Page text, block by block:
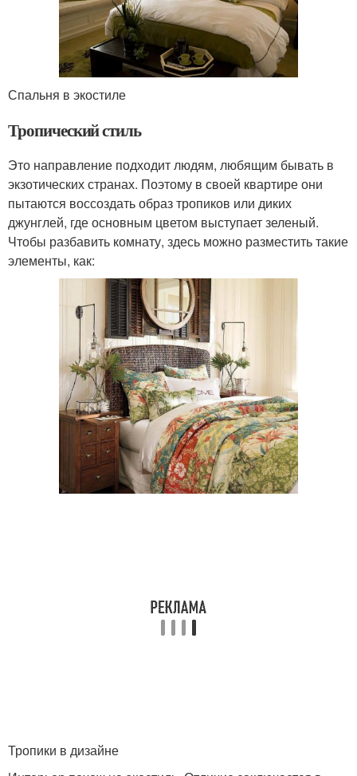
Спальня в экостиле
Тропический стиль
Это направление подходит людям, любящим бывать в
экзотических странах. Поэтому в своей квартире они
пытаются воссоздать образ тропиков или диких
джунглей, где основным цветом выступает зеленый.
Чтобы разбавить комнату, здесь можно разместить такие
элементы, как:
Тропики в дизайне